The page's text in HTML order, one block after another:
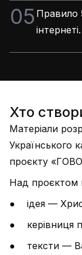
05 Правило
інтернеті.
Хто
Матеріали
Українського
проєкту
Над проєктом
● ідея —
● керівниця
● тексти —